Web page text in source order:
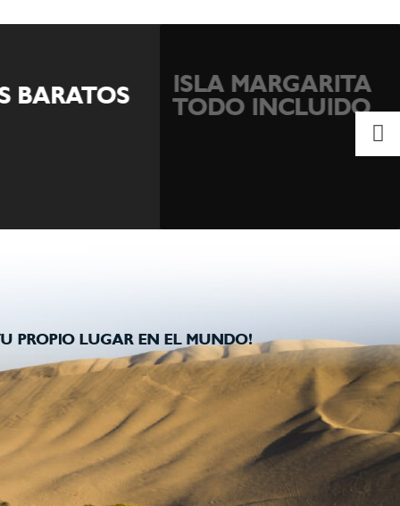
BARATOS
ISLA MARGARITA
TODO INCLUIDO
PROPIO LUGAR EN EL MUNDO!